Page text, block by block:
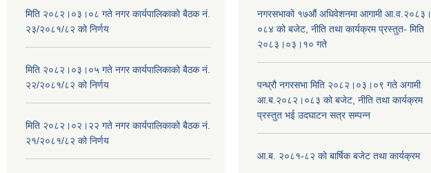
मिति २०८२।०३।०८ गते नगर कार्यपालिकाको बैठक नं.
२३/२०८१/८२ को निर्णय
मिति २०८२।०३।०५ गते नगर कार्यपालिकाको बैठक नं.
२२/२०८१/८२ को निर्णय
मिति २०८२।०२।२२ गते नगर कार्यपालिकाको बैठक नं.
२१/२०८१/८२ को निर्णय
नगरसभाको १७औं अधिवेशनमा आगामी आ.व.२०८३।
०८४ को बजेट, नीति तथा कार्यक्रम प्रस्तुत- मिति
२०८३।०३।१० गते
पन्ध्रौ नगरसभा मिति २०८२।०३।०९ गते अगामी
आ.ब.२०८२।०८३ को बजेट, नीति तथा कार्यक्रम
प्रस्तुत भई उदघाटन सत्र सम्पन्न
आ.ब. २०८१-८२ को बार्षिक बजेट तथा कार्यक्रम